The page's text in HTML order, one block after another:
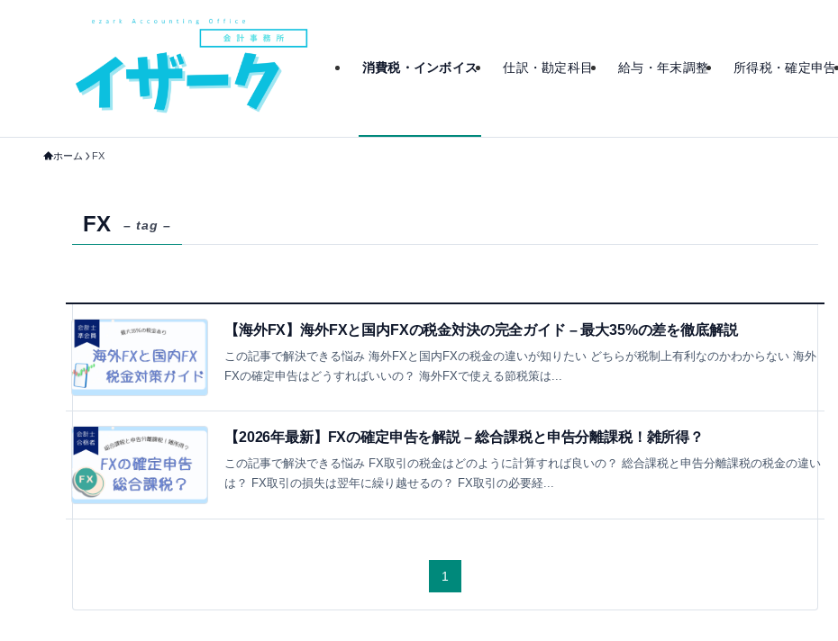
消費税・インボイス 仕訳・勘定科目 給与・年末調整 所得税・確定申告
ホーム FX
FX – tag –
【海外FX】海外FXと国内FXの税金対決の完全ガイド – 最大35%の差を徹底解説
この記事で解決できる悩み 海外FXと国内FXの税金の違いが知りたい どちらが税制上有利なのかわからない 海外
FXの確定申告はどうすればいいの？ 海外FXで使える節税策は...
【2026年最新】FXの確定申告を解説 – 総合課税と申告分離課税！雑所得？
この記事で解決できる悩み FX取引の税金はどのように計算すれば良いの？ 総合課税と申告分離課税の税金の違い
は？ FX取引の損失は翌年に繰り越せるの？ FX取引の必要経...
1